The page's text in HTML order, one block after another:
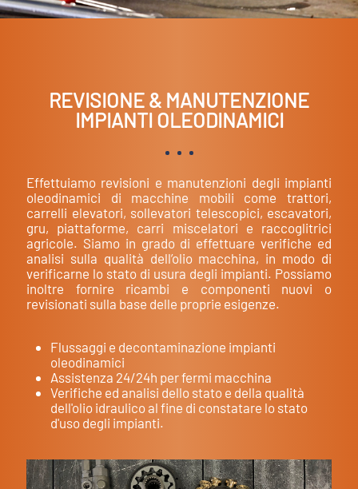
REVISIONE & MANUTENZIONE
IMPIANTI OLEODINAMICI
Effettuiamo revisioni e manutenzioni degli impianti
oleodinamici di macchine mobili come trattori,
carrelli elevatori, sollevatori telescopici, escavatori,
gru, piattaforme, carri miscelatori e raccoglitrici
agricole. Siamo in grado di effettuare verifiche ed
analisi sulla qualità dell’olio macchina, in modo di
verificarne lo stato di usura degli impianti. Possiamo
inoltre fornire ricambi e componenti nuovi o
revisionati sulla base delle proprie esigenze.
Flussaggi e decontaminazione impianti
oleodinamici
Assistenza 24/24h per fermi macchina
Verifiche ed analisi dello stato e della qualità
dell'olio idraulico al fine di constatare lo stato
d'uso degli impianti.